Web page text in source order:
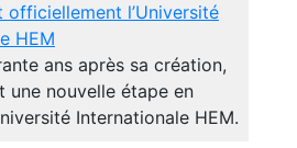
officiellement l’Université
HEM
ans après sa création,
une nouvelle étape en
Internationale HEM.